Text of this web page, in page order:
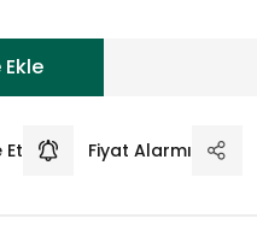
Et Fiyat Alarmı